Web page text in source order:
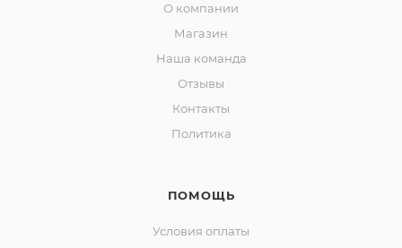
О компании
Магазин
Наша команда
Отзывы
Контакты
Политика
ПОМОЩЬ
Условия оплаты